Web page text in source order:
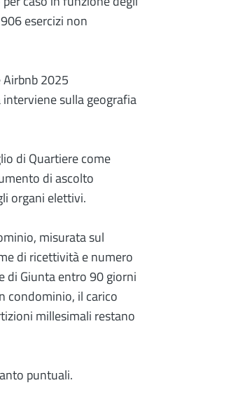
esercizi non
2025
sulla geografia
di Quartiere come
di ascolto
organi elettivi.
misurata sul
di ricettività e numero
di Giunta entro 90 giorni
condominio, il carico
millesimali restano
puntuali.